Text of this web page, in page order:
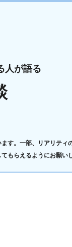
人が語る
す。一部、リアリティ
もらえるようにお願い